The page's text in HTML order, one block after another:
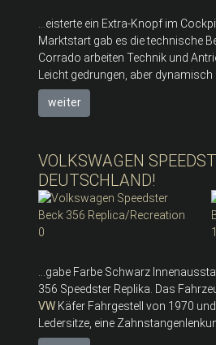
...eisterte ein Extra-Knopf im
Marktstart gab es die technische
Corrado arbeiten Technik und
Leicht gedrungen, aber
weiter
VOLKSWAGEN
DEUTSCHLAND!
...gabe Farbe Schwarz
356 Speedster Replika. Das
VW Käfer Fahrgestell von 1970
Ledersitze, eine